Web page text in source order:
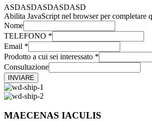
ASDASDASDASDASD
Abilita JavaScript nel browser per completare
Nome
TELEFONO *
Email *
Prodotto a cui sei interessato *
Consultazione
INVIARE
MAECENAS IACULIS